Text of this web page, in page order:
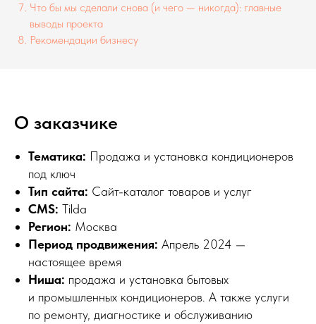
Что бы мы сделали снова (и чего — никогда): главные
выводы проекта
Рекомендации бизнесу
О заказчике
Тематика: Продажа и установка кондиционеров
под ключ
Тип сайта: Сайт-каталог товаров и услуг
CMS: Tilda
Регион: Москва
Период продвижения: Апрель 2024 —
настоящее время
Ниша: продажа и установка бытовых
и промышленных кондиционеров. А также услуги
по ремонту, диагностике и обслуживанию